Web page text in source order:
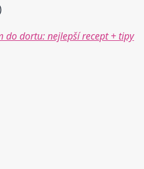
do dortu: nejlepší recept + tipy